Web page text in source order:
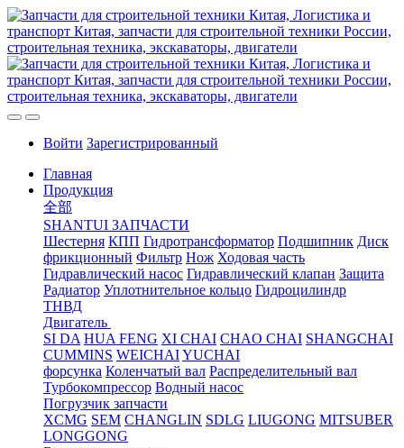
Войти Зарегистрированный
Главная
Продукция
全部
SHANTUI ЗАПЧАСТИ
Шестерня КПП Гидротрансформатор Подшипник Диск
фрикционный Фильтр Нож Ходовая часть
Гидравлический насос Гидравлический клапан Защита
Радиатор Уплотнительное кольцо Гидроцилиндр
ТНВД
Двигатель
SI DA HUA FENG XI CHAI CHAO CHAI SHANGCHAI
CUMMINS WEICHAIYUCHAI
форсунка Коленчатый вал Распределительный вал
Турбокомпрессор Водный насос
Погрузчик запчасти
XCMG SEM CHANGLIN SDLG LIUGONG MITSUBER
LONGGONG